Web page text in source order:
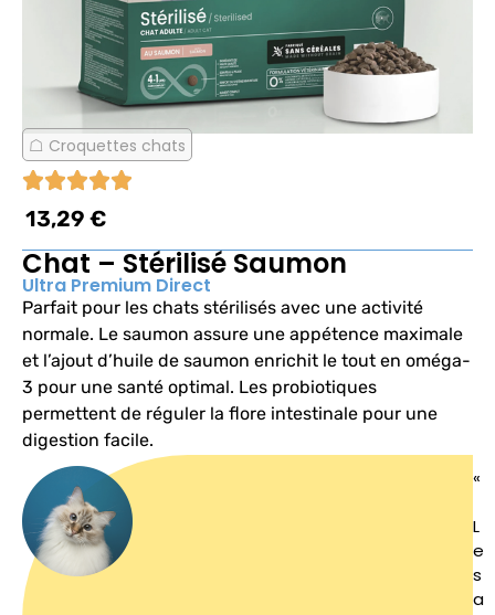
Croquettes chats
13,29 €
Chat – Stérilisé Saumon
Ultra Premium Direct
Parfait pour les chats stérilisés avec une activité
normale. Le saumon assure une appétence maximale
et l’ajout d’huile de saumon enrichit le tout en oméga-
3 pour une santé optimal. Les probiotiques
permettent de réguler la flore intestinale pour une
digestion facile.
«
L
e
s
a